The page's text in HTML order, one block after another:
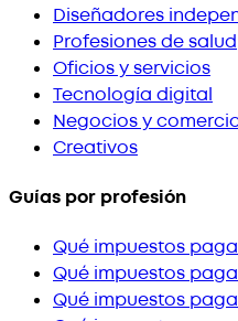
Diseñadores
Profesiones de salud
Oficios y servicios
Tecnología digital
Negocios y
Creativos
Guías por profesión
Qué impuestos
Qué impuestos
Qué impuestos